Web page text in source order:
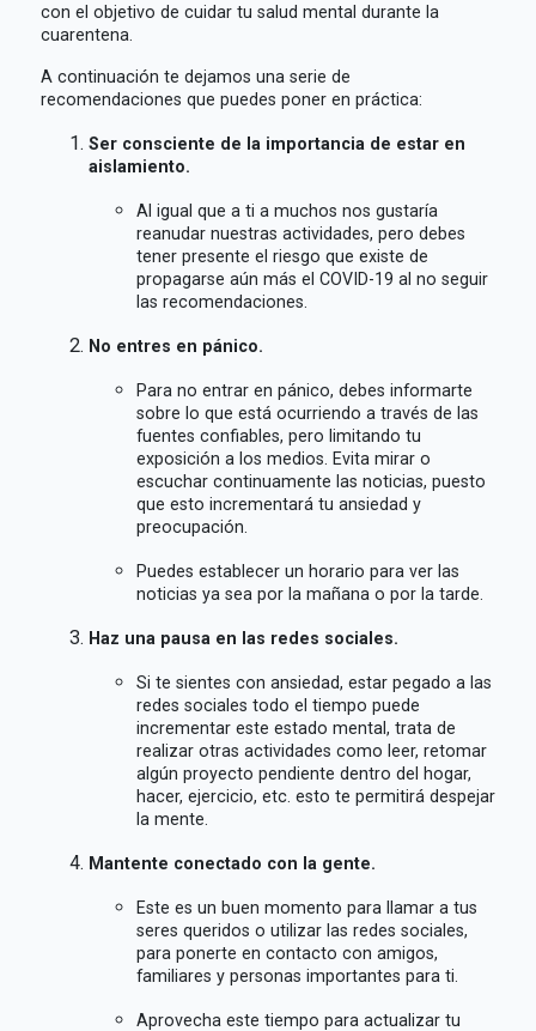
con el objetivo de cuidar tu salud mental durante la
cuarentena.
A continuación te dejamos una serie de
recomendaciones que puedes poner en práctica:
Ser consciente de la importancia de estar en
aislamiento.
Al igual que a ti a muchos nos gustaría
reanudar nuestras actividades, pero debes
tener presente el riesgo que existe de
propagarse aún más el COVID-19 al no seguir
las recomendaciones.
No entres en pánico.
Para no entrar en pánico, debes informarte
sobre lo que está ocurriendo a través de las
fuentes confiables, pero limitando tu
exposición a los medios. Evita mirar o
escuchar continuamente las noticias, puesto
que esto incrementará tu ansiedad y
preocupación.
Puedes establecer un horario para ver las
noticias ya sea por la mañana o por la tarde.
Haz una pausa en las redes sociales.
Si te sientes con ansiedad, estar pegado a las
redes sociales todo el tiempo puede
incrementar este estado mental, trata de
realizar otras actividades como leer, retomar
algún proyecto pendiente dentro del hogar,
hacer, ejercicio, etc. esto te permitirá despejar
la mente.
Mantente conectado con la gente.
Este es un buen momento para llamar a tus
seres queridos o utilizar las redes sociales,
para ponerte en contacto con amigos,
familiares y personas importantes para ti.
Aprovecha este tiempo para actualizar tu